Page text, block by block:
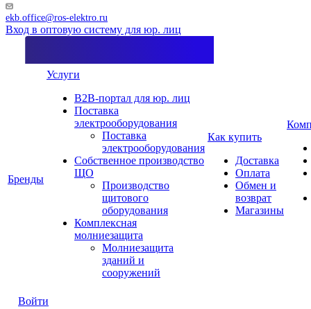
ekb.office@ros-elektro.ru
Вход в оптовую систему для юр. лиц
Бренды
Услуги
B2B-портал для юр. лиц
Поставка
электрооборудования
Поставка
электрооборудования
Собственное производство
ЩО
Производство
щитового
оборудования
Комплексная
молниезащита
Молниезащита
зданий и
сооружений
Как купить
Доставка
Оплата
Обмен и
возврат
Магазины
Войти